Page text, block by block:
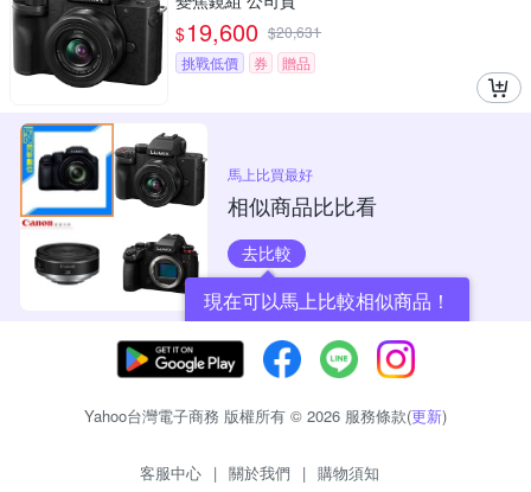
$19,600 $20,631
挑戰低價
券 贈品
馬上比買最好
相似商品比比看
去比較
現在可以馬上比較相似商品！
Yahoo台灣電子商務 版權所有 © 2026 服務條款(更新)
客服中心 | 關於我們 | 購物須知